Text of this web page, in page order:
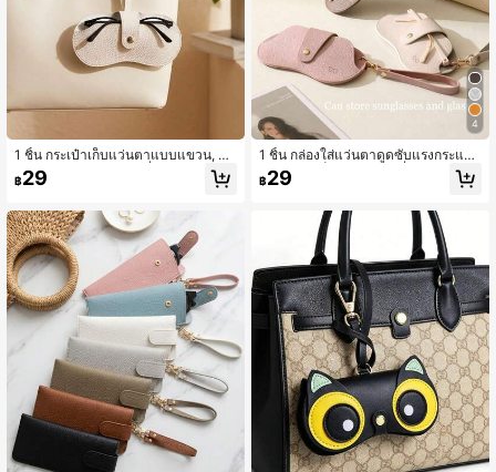
4.77 57 ผู้ติดตาม
4.77 57 ผู้ติดตาม
57 ผู้ติดตาม
1 ชิ้น กระเป๋าเก็บแว่นตาแบบแขวน, กร
ะเป๋าป้องกันแว่นตาแฟชั่นพกพา, กระเป๋
าเก็บแว่นตาอเนกประสงค์, กระเป๋าเครื่อ
จัดระเบียบการเดินทาง, อุปกรณ์จัดเก็บ
ที่ใช้งานได้จริงสำหรับผู้หญิง
฿29
4
1 ชิ้น กล่องใส่แว่นตาดูดซับแรงกระแท
ก, กระเป๋าเก็บแว่นตาแฟชั่นฤดูร้อนแบ
บพกพาพร้อมตะขอแขวน, ปลอกป้องกัน
฿29